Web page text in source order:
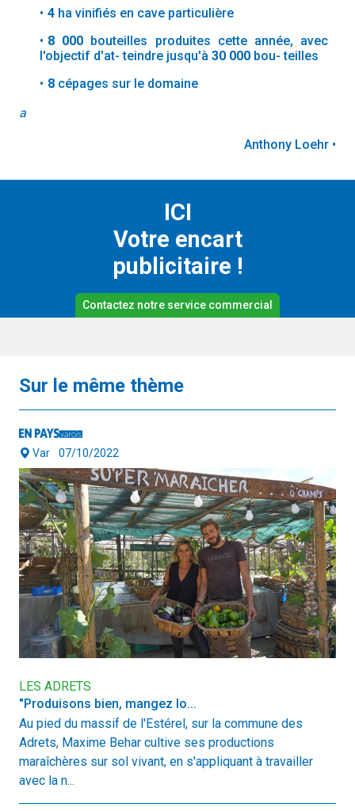
4 ha vinifiés en cave particulière
8 000 bouteilles produites cette année, avec
l'objectif d'at- teindre jusqu'à 30 000 bou- teilles
8 cépages sur le domaine
a
Anthony Loehr •
ICI
Votre encart
publicitaire !
Contactez notre service commercial
Sur le même thème
Var 07/10/2022
LES ADRETS
"Produisons bien, mangez lo...
Au pied du massif de l'Estérel, sur la commune des
Adrets, Maxime Behar cultive ses productions
maraîchères sur sol vivant, en s'appliquant à travailler
avec la n...